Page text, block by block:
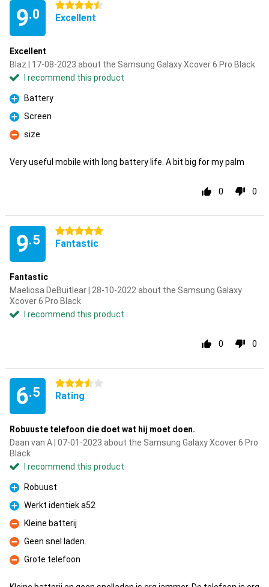
9.0
4.5 stars
Excellent
Excellent
Blaz | 17-08-2023 about the Samsung Galaxy Xcover 6 Pro Black
I recommend this product
Pro
Battery
Pro
Screen
Con
size
Very useful mobile with long battery life. A bit big for my palm
0 0
9.5
5 stars
Fantastic
Fantastic
Maeliosa DeBuitlear | 28-10-2022 about the Samsung Galaxy
Xcover 6 Pro Black
I recommend this product
0 0
6.5
3.5 stars
Rating
Robuuste telefoon die doet wat hij moet doen.
Daan van A | 07-01-2023 about the Samsung Galaxy Xcover 6 Pro
Black
I recommend this product
Pro
Robuust
Pro
Werkt identiek a52
Con
Kleine batterij
Con
Geen snel laden.
Con
Grote telefoon